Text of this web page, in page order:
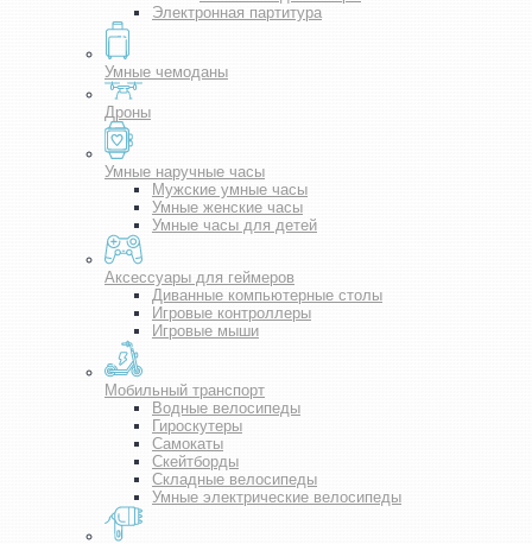
Электронная партитура
Умные чемоданы
Дроны
Умные наручные часы
Мужские умные часы
Умные женские часы
Умные часы для детей
Аксессуары для геймеров
Диванные компьютерные столы
Игровые контроллеры
Игровые мыши
Мобильный транспорт
Водные велосипеды
Гироскутеры
Самокаты
Скейтборды
Складные велосипеды
Умные электрические велосипеды